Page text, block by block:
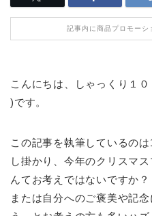
記事内に商品プロモーシ
こんにちは、しゃっくり１０
)です。
この記事を執筆しているの
し掛かり、今年のクリスマ
んてお考えではないですか？
または自分へのご褒美や記